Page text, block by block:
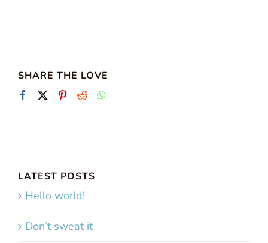
SHARE THE LOVE
LATEST POSTS
Hello world!
Don’t sweat it